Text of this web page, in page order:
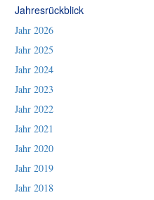
Jahresrückblick
Jahr 2026
Jahr 2025
Jahr 2024
Jahr 2023
Jahr 2022
Jahr 2021
Jahr 2020
Jahr 2019
Jahr 2018